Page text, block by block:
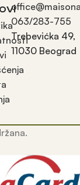
063/283-755
Trebevićka 49,
11030 Beograd